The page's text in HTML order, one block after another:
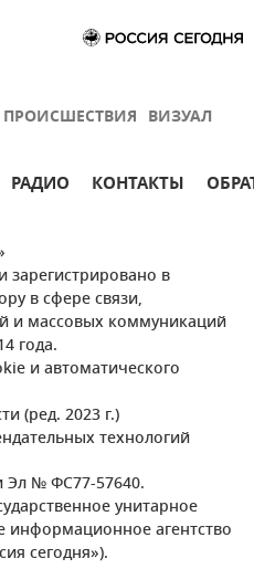
ПРОИСШЕСТВИЯ ВИЗУАЛ
РАДИО КОНТАКТЫ
зарегистрировано в
в сфере связи,
и массовых коммуникаций
года.
и автоматического
(ред. 2023 г.)
технологий
Эл № ФС77-57640.
унитарное
агентство
сегодня»).